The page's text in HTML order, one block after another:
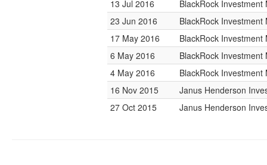
13 Jul 2016
BlackRock Investment
23 Jun 2016
BlackRock Investment
17 May 2016
BlackRock Investment
6 May 2016
BlackRock Investment
4 May 2016
BlackRock Investment
16 Nov 2015
Janus Henderson
27 Oct 2015
Janus Henderson